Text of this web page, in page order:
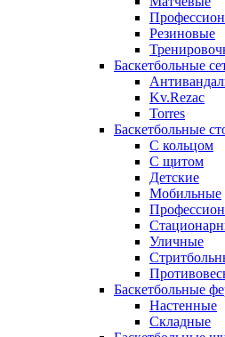
Резиновые
Баскетбольные
Kv.Rezac
Torres
Баскетбольные
С кольцом
С щитом
Детские
Мобильные
Уличные
Баскетбольные
Настенные
Складные